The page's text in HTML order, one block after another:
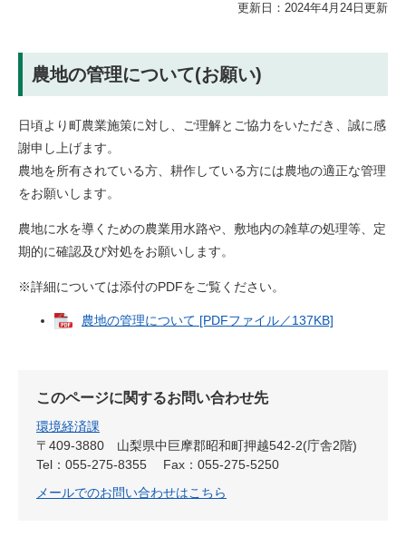
更新日：2024年4月24日更新
農地の管理について(お願い)
日頃より町農業施策に対し、ご理解とご協力をいただき、誠に感
謝申し上げます。
農地を所有されている方、耕作している方には農地の適正な管理
をお願いします。
農地に水を導くための農業用水路や、敷地内の雑草の処理等、定
期的に確認及び対処をお願いします。
※詳細については添付のPDFをご覧ください。
農地の管理について [PDFファイル／137KB]
このページに関するお問い合わせ先
環境経済課
〒409-3880
山梨県中巨摩郡昭和町押越542-2(庁舎2階)
Tel：055-275-8355
Fax：055-275-5250
メールでのお問い合わせはこちら